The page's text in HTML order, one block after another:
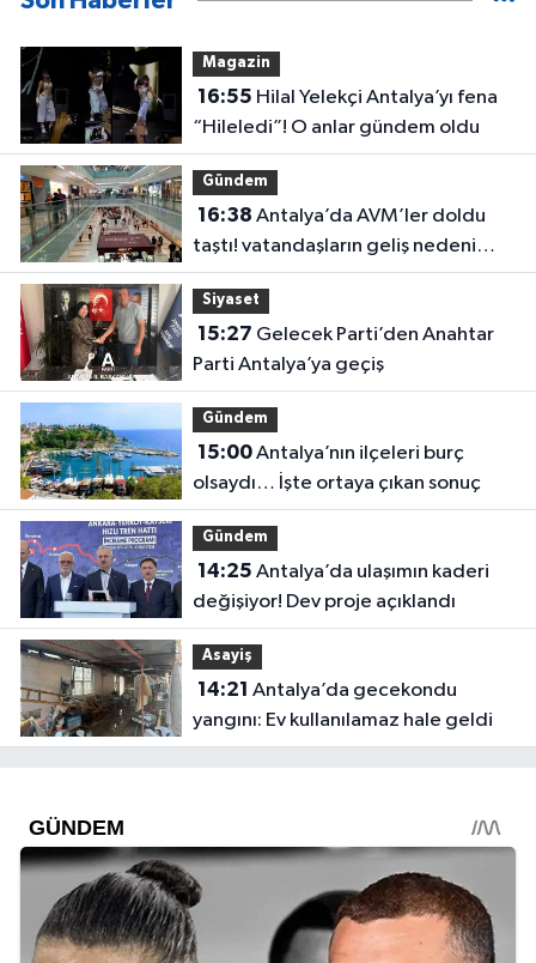
Magazin
16:55
“Hileledi”! O anlar gündem oldu
Gündem
16:38
taştı! vatandaşların geliş nedeni
farklı çıktı
Siyaset
15:27
Parti Antalya’ya geçiş
Gündem
15:00Antalya’nın ilçeleri burç
olsaydı… İşte ortaya çıkan sonuç
Gündem
14:25
değişiyor! Dev proje açıklandı
Asayiş
14:21
yangını: Ev kullanılamaz hale geldi